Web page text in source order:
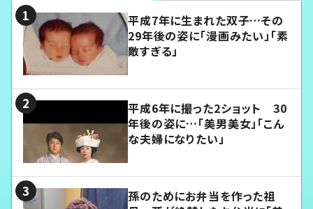
平成7年に生まれた双子…その
29年後の姿に「漫画みたい」「素
敵すぎる」
平成6年に撮った2ショット 30
年後の姿に…「美男美女」「こん
な夫婦になりたい」
孫のためにお弁当を作った祖